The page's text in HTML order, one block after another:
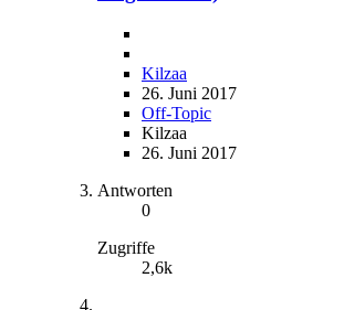
Kilzaa
26. Juni 2017
Off-Topic
Kilzaa
26. Juni 2017
Antworten
0
Zugriffe
2,6k